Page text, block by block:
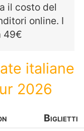
il costo del
online. I
49€
italiane
2026
Biglietti